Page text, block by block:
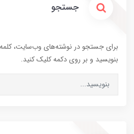
جستجو
برای جستجو در نوشته‌های وب‌سایت،
بنویسید و بر روی دکمه کلیک کنید.